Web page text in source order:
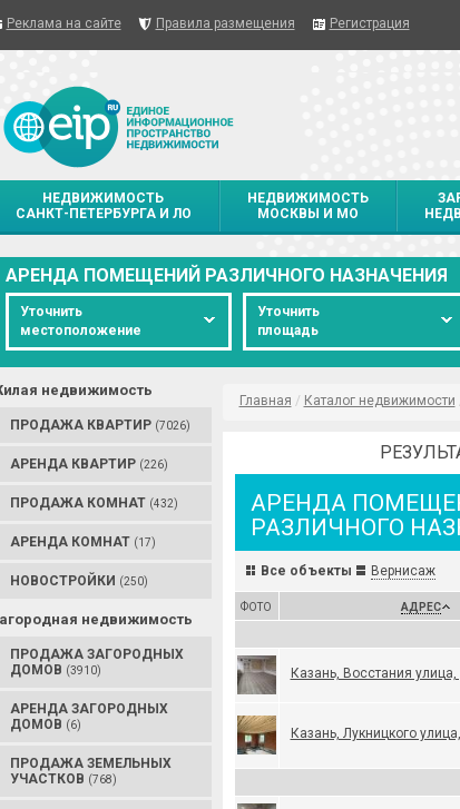
Реклама на сайте Правила размещения Регистрация
НЕДВИЖИМОСТЬ
САНКТ-ПЕТЕРБУРГА И ЛО
НЕДВИЖИМОСТЬ
МОСКВЫ И МО
АРЕНДА ПОМЕЩЕНИЙ РАЗЛИЧНОГО НАЗНАЧЕНИЯ
Уточнить
местоположение
Уточнить
площадь
недвижимость
ПРОДАЖА КВАРТИР (7026)
АРЕНДА КВАРТИР (226)
ПРОДАЖА КОМНАТ (432)
АРЕНДА КОМНАТ (17)
НОВОСТРОЙКИ (250)
недвижимость
ПРОДАЖА ЗАГОРОДНЫХ
ДОМОВ (3910)
АРЕНДА ЗАГОРОДНЫХ
ДОМОВ (6)
ПРОДАЖА ЗЕМЕЛЬНЫХ
УЧАСТКОВ (768)
Главная / Каталог недвижимости
АРЕНДА
РАЗЛИЧНОГО
Все объекты Вернисаж
ФОТО АДРЕС
Казань, Восстания
Казань, Лукницкого